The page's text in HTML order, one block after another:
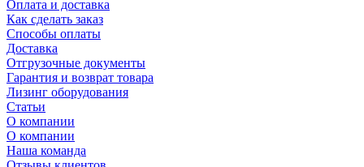
Оплата и доставка
Как сделать заказ
Способы оплаты
Доставка
Отгрузочные документы
Гарантия и возврат товара
Лизинг оборудования
Статьи
О компании
О компании
Наша команда